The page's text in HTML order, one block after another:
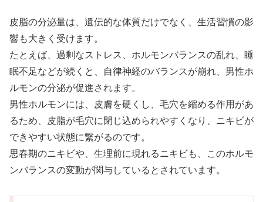
皮脂の分泌量は、遺伝的な体質だけでなく、生活習慣の影
響も大きく受けます。
たとえば、過剰なストレス、ホルモンバランスの乱れ、睡
眠不足などが続くと、自律神経のバランスが崩れ、男性ホ
ルモンの分泌が促進されます。
男性ホルモンには、皮膚を硬くし、毛穴を縮める作用があ
るため、皮脂が毛穴に閉じ込められやすくなり、ニキビが
できやすい状態に繋がるのです。
思春期のニキビや、生理前に現れるニキビも、このホルモ
ンバランスの変動が関与しているとされています。